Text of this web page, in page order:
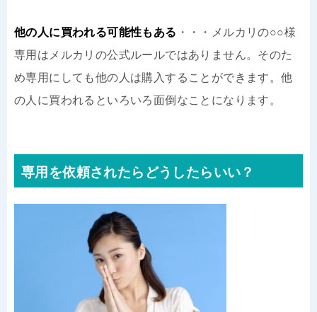
他の人に買われる可能性もある ・・・メルカリの○○様
専用はメルカリの公式ルールではありません。そのた
め専用にしても他の人は購入することができます。他
の人に買われるといろいろ面倒なことになります。
専用を依頼されたらどうしたらいい？